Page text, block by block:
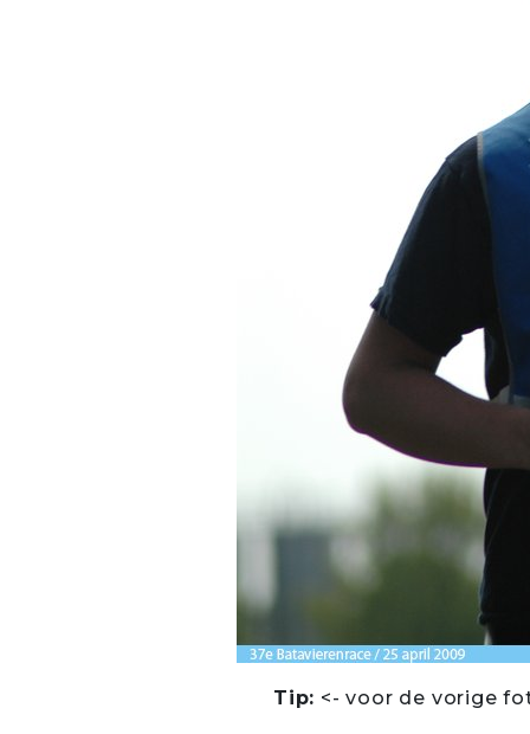
Tip: <- voor de vorige